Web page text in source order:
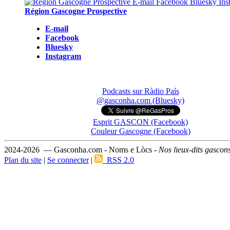
Région Gascogne Prospective
E-mail
Facebook
Bluesky
Instagram
Podcasts sur Ràdio País
@gasconha.com (Bluesky)
Esprit GASCON (Facebook)
Couleur Gascogne (Facebook)
2024-2026 — Gasconha.com - Noms e Lòcs - Nos lieux-dits
Plan du site | Se connecter| RSS 2.0